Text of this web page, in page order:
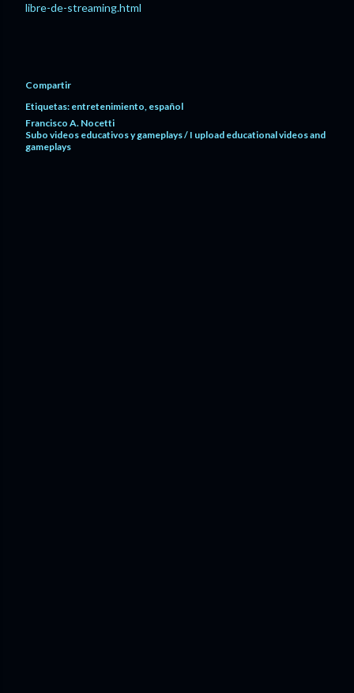
libre-de-streaming.html
Compartir
Etiquetas: entretenimiento español
Francisco A. Nocetti
Subo videos educativos y gameplays / I upload educational videos and
gameplays